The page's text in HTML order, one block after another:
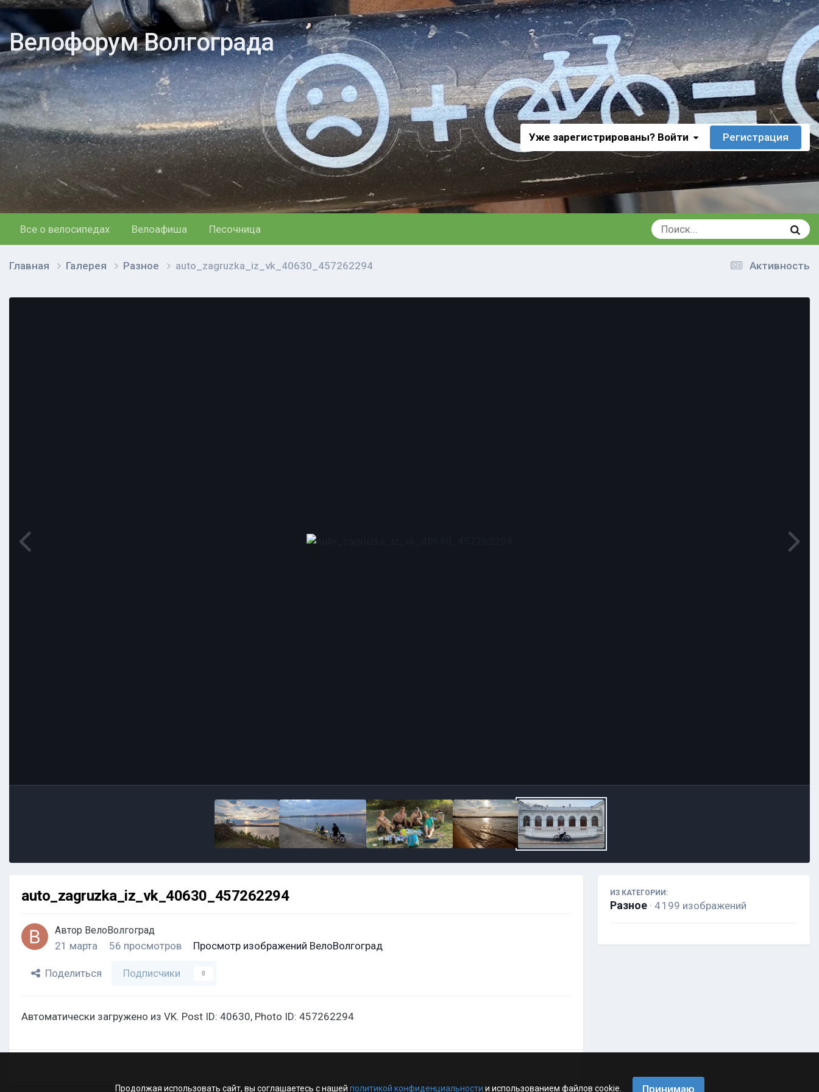
Велофорум Волгограда
Уже зарегистрированы? Войти Регистрация
Все о велосипедах Велоафиша Песочница
Активность
Главная Галерея Разное auto_zagruzka_iz_vk_40630_457262294
auto_zagruzka_iz_vk_40630_457262294
Автор ВелоВолгоград
21 марта 56 просмотров Просмотр изображений ВелоВолгоград
Поделиться Подписчики 0
Автоматически загружено из VK. Post ID: 40630, Photo ID: 457262294
ИЗ КАТЕГОРИИ:
Разное · 4 199 изображений
Продолжая использовать сайт, вы соглашаетесь с нашей политикой конфиденциальности и использованием файлов cookie. Принимаю